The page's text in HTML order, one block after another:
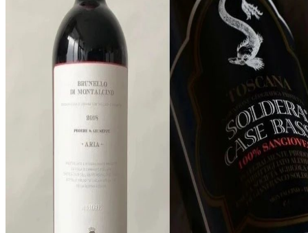
品种
年份
酒具周边
投资收藏
留学教育
名庄
品鉴专栏
学酒
基础知识
品种
年份
酒具周边
投资收藏
留学教育